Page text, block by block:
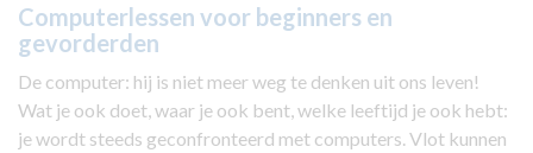
Computerlessen voor beginners en
gevorderden
De computer: hij is niet meer weg te denken uit ons leven!
Wat je ook doet, waar je ook bent, welke leeftijd je ook hebt:
je wordt steeds geconfronteerd met computers. Vlot kunnen